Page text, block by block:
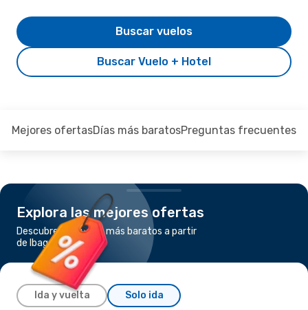
Buscar Vuelo + Hotel
Buscar vuelos
Mejores ofertasDías más baratosPreguntas frecuentes
Explora las mejores ofertas
Descubre los vuelos más baratos a partir
de Ibague a Bogotá
Ida y vuelta Solo ida